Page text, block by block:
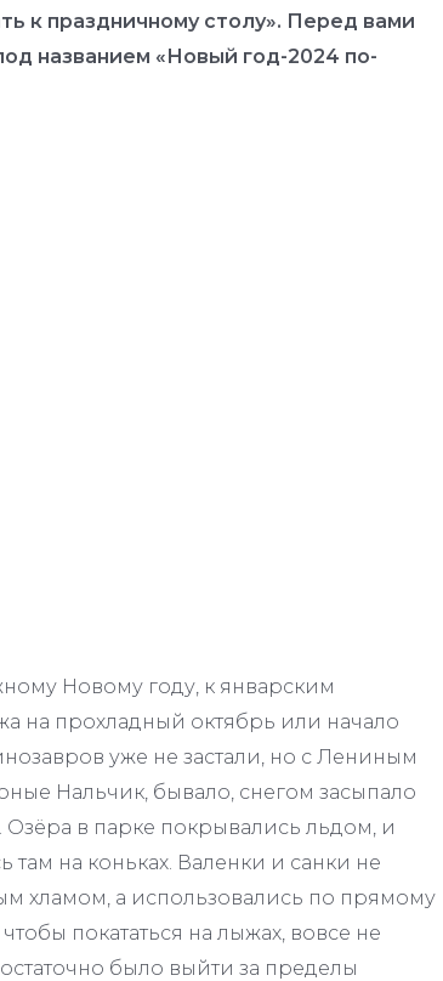
к праздничному столу». Перед вами
названием «Новый год-2024 по-
Новому году, к январским
на прохладный октябрь или начало
уже не застали, но с Лениным
Нальчик, бывало, снегом засыпало
в парке покрывались льдом, и
там на коньках. Валенки и санки не
хламом, а использовались по прямому
покататься на лыжах, вовсе не
было выйти за пределы